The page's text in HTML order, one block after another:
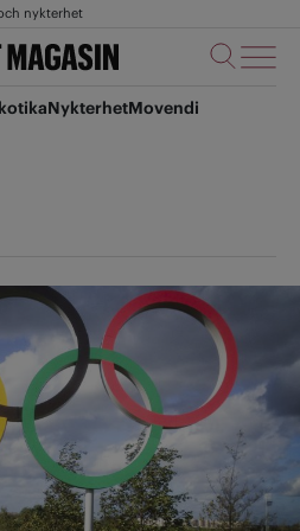
nykterhet
NykterhetMovendi